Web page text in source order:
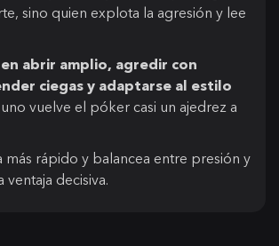
sino quien explota la agresión y lee
abrir amplio, agredir con
ciegas y adaptarse al estilo
vuelve el póker casi un ajedrez a
más rápido y balancea entre presión y
decisiva.